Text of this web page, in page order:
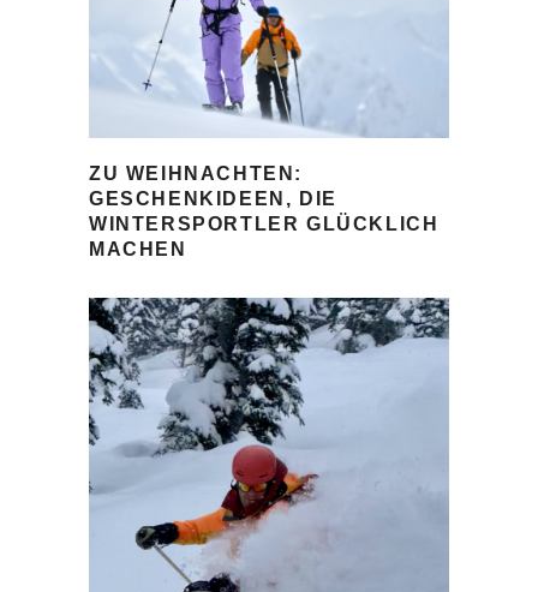
ZU WEIHNACHTEN:
GESCHENKIDEEN, DIE
WINTERSPORTLER GLÜCKLICH
MACHEN